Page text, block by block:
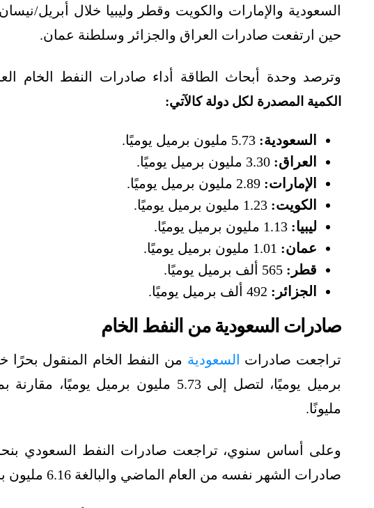
السعودية والإمارات والكويت وقطر وليبيا خلال أبريل/
حين ارتفعت صادرات العراق والجزائر وسلطنة عمان.
وترصد وحدة أبحاث الطاقة أداء صادرات النفط الخام
الكمية المصدرة لكل دولة كالآتي:
السعودية:
العراق:
الإمارات:
الكويت:
ليبيا:
عمان:
قطر:
الجزائر: 492 ألف برميل يوميًا.
صادرات السعودية من النفط الخام
تراجعت صادرات السعودية
مليونًا.
صادرات الشهر نفسه من العام الماضي والبالغة 6.16 مليون برميل يوميًا.